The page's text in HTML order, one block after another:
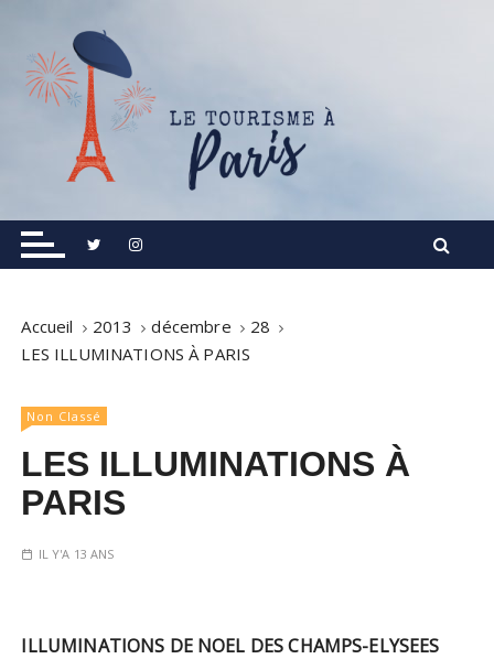
Le Tourisme à Paris
Informations touristiques, visites, excursions.
Accueil 2013 décembre
28
LES ILLUMINATIONS À PARIS
Non Classé
LES ILLUMINATIONS À
PARIS
IL Y'A 13 ANS
ILLUMINATIONS DE NOEL DES CHAMPS-ELYSEES